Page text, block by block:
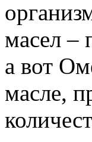
масел –
а вот
масле,